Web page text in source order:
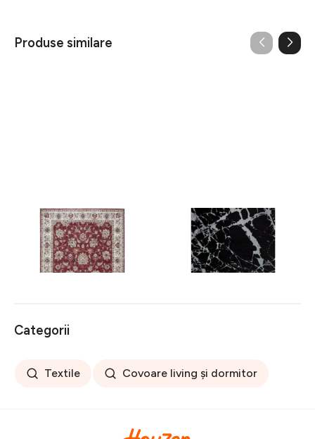
Produse similare
Covor rezistent Eko, ALT
05 - Red, Ivory, 100%
poliester, 80 x 150 cm
256 lei
Covor rezistent SM 21 -
Black, Silver XW, 80x300
441 lei
Categorii
Textile Covoare living și dormitor